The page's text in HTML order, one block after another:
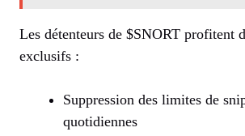
Les détenteurs de $SNORT profitent
exclusifs :
Suppression des limites de
quotidiennes